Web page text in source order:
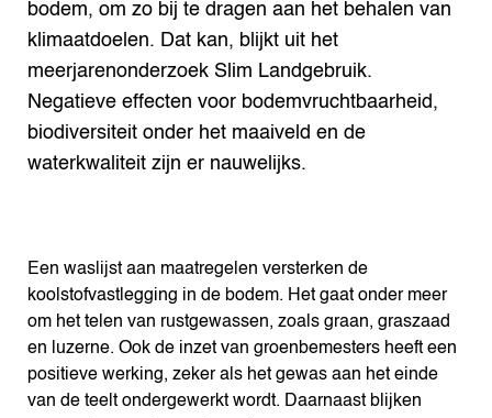
bodem, om zo bij te dragen aan het behalen van
klimaatdoelen. Dat kan, blijkt uit het
meerjarenonderzoek Slim Landgebruik.
Negatieve effecten voor bodemvruchtbaarheid,
biodiversiteit onder het maaiveld en de
waterkwaliteit zijn er nauwelijks.
Een waslijst aan maatregelen versterken de
koolstofvastlegging in de bodem. Het gaat onder meer
om het telen van rustgewassen, zoals graan, graszaad
en luzerne. Ook de inzet van groenbemesters heeft een
positieve werking, zeker als het gewas aan het einde
van de teelt ondergewerkt wordt. Daarnaast blijken